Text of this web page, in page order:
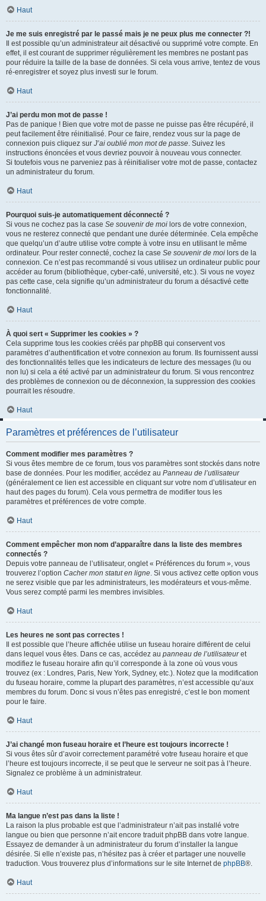
Haut
Je me suis enregistré par le passé mais je ne peux plus me connecter ?!
Il est possible qu’un administrateur ait désactivé ou supprimé votre compte. En
effet, il est courant de supprimer régulièrement les membres ne postant pas
pour réduire la taille de la base de données. Si cela vous arrive, tentez de vous
ré-enregistrer et soyez plus investi sur le forum.
Haut
J’ai perdu mon mot de passe !
Pas de panique ! Bien que votre mot de passe ne puisse pas être récupéré, il
peut facilement être réinitialisé. Pour ce faire, rendez vous sur la page de
connexion puis cliquez sur J’ai oublié mon mot de passe . Suivez les
instructions énoncées et vous devriez pouvoir à nouveau vous connecter.
Si toutefois vous ne parveniez pas à réinitialiser votre mot de passe, contactez
un administrateur du forum.
Haut
Pourquoi suis-je automatiquement déconnecté ?
Si vous ne cochez pas la case Se souvenir de moi lors de votre connexion,
vous ne resterez connecté que pendant une durée déterminée. Cela empêche
que quelqu’un d’autre utilise votre compte à votre insu en utilisant le même
ordinateur. Pour rester connecté, cochez la case Se souvenir de moi lors de la
connexion. Ce n’est pas recommandé si vous utilisez un ordinateur public pour
accéder au forum (bibliothèque, cyber-café, université, etc.). Si vous ne voyez
pas cette case, cela signifie qu’un administrateur du forum a désactivé cette
fonctionnalité.
Haut
À quoi sert « Supprimer les cookies » ?
Cela supprime tous les cookies créés par phpBB qui conservent vos
paramètres d’authentification et votre connexion au forum. Ils fournissent aussi
des fonctionnalités telles que les indicateurs de lecture des messages (lu ou
non lu) si cela a été activé par un administrateur du forum. Si vous rencontrez
des problèmes de connexion ou de déconnexion, la suppression des cookies
pourrait les résoudre.
Haut
Paramètres et préférences de l’utilisateur
Comment modifier mes paramètres ?
Si vous êtes membre de ce forum, tous vos paramètres sont stockés dans notre
base de données. Pour les modifier, accédez au Panneau de l’utilisateur
(généralement ce lien est accessible en cliquant sur votre nom d’utilisateur en
haut des pages du forum). Cela vous permettra de modifier tous les
paramètres et préférences de votre compte.
Haut
Comment empêcher mon nom d’apparaître dans la liste des membres
connectés ?
Depuis votre panneau de l’utilisateur, onglet « Préférences du forum », vous
trouverez l’option Cacher mon statut en ligne . Si vous activez cette option vous
ne serez visible que par les administrateurs, les modérateurs et vous-même.
Vous serez compté parmi les membres invisibles.
Haut
Les heures ne sont pas correctes !
Il est possible que l’heure affichée utilise un fuseau horaire différent de celui
dans lequel vous êtes. Dans ce cas, accédez au panneau de l’utilisateuret
modifiez le fuseau horaire afin qu’il corresponde à la zone où vous vous
trouvez (ex : Londres, Paris, New York, Sydney, etc.). Notez que la modification
du fuseau horaire, comme la plupart des paramètres, n’est accessible qu’aux
membres du forum. Donc si vous n’êtes pas enregistré, c’est le bon moment
pour le faire.
Haut
J’ai changé mon fuseau horaire et l’heure est toujours incorrecte !
Si vous êtes sûr d’avoir correctement paramétré votre fuseau horaire et que
l’heure est toujours incorrecte, il se peut que le serveur ne soit pas à l’heure.
Signalez ce problème à un administrateur.
Haut
Ma langue n’est pas dans la liste !
La raison la plus probable est que l’administrateur n’ait pas installé votre
langue ou bien que personne n’ait encore traduit phpBB dans votre langue.
Essayez de demander à un administrateur du forum d’installer la langue
désirée. Si elle n’existe pas, n’hésitez pas à créer et partager une nouvelle
traduction. Vous trouverez plus d’informations sur le site Internet de phpBB®.
Haut